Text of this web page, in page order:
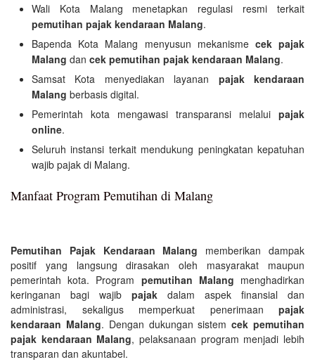
Wali Kota Malang menetapkan regulasi resmi terkait
pemutihan pajak kendaraan Malang.
Bapenda Kota Malang menyusun mekanisme cek pajak
Malang dan cek pemutihan pajak kendaraan Malang.
Samsat Kota menyediakan layanan pajak kendaraan
Malang berbasis digital.
Pemerintah kota mengawasi transparansi melalui pajak
online.
Seluruh instansi terkait mendukung peningkatan kepatuhan
wajib pajak di Malang.
Manfaat Program Pemutihan di Malang
Pemutihan Pajak Kendaraan Malang memberikan dampak
positif yang langsung dirasakan oleh masyarakat maupun
pemerintah kota. Program pemutihan Malang menghadirkan
keringanan bagi wajib pajak dalam aspek finansial dan
administrasi, sekaligus memperkuat penerimaan pajak
kendaraan Malang. Dengan dukungan sistemcek pemutihan
pajak kendaraan Malang, pelaksanaan program menjadi lebih
transparan dan akuntabel.